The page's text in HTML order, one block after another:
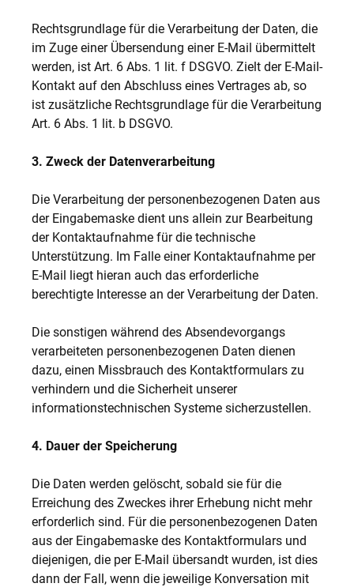
Rechtsgrundlage für die Verarbeitung der Daten, die
im Zuge einer Übersendung einer E-Mail übermittelt
werden, ist Art. 6 Abs. 1 lit. f DSGVO. Zielt der E-Mail-
Kontakt auf den Abschluss eines Vertrages ab, so
ist zusätzliche Rechtsgrundlage für die Verarbeitung
Art. 6 Abs. 1 lit. b DSGVO.
3. Zweck der Datenverarbeitung
Die Verarbeitung der personenbezogenen Daten aus
der Eingabemaske dient uns allein zur Bearbeitung
der Kontaktaufnahme für die technische
Unterstützung. Im Falle einer Kontaktaufnahme per
E-Mail liegt hieran auch das erforderliche
berechtigte Interesse an der Verarbeitung der Daten.
Die sonstigen während des Absendevorgangs
verarbeiteten personenbezogenen Daten dienen
dazu, einen Missbrauch des Kontaktformulars zu
verhindern und die Sicherheit unserer
informationstechnischen Systeme sicherzustellen.
4. Dauer der Speicherung
Die Daten werden gelöscht, sobald sie für die
Erreichung des Zweckes ihrer Erhebung nicht mehr
erforderlich sind. Für die personenbezogenen Daten
aus der Eingabemaske des Kontaktformulars und
diejenigen, die per E-Mail übersandt wurden, ist dies
dann der Fall, wenn die jeweilige Konversation mit